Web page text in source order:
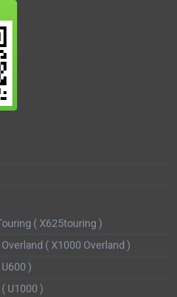
( X625touring )
( X1000 Overland )
)
U1000 )